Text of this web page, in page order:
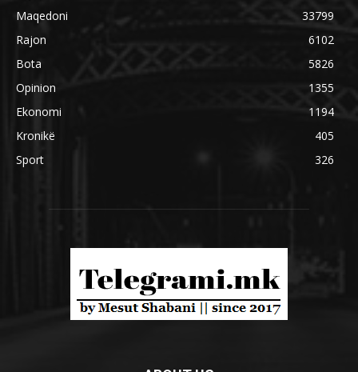
Maqedoni
33799
Rajon
6102
Bota
5826
Opinion
1355
Ekonomi
1194
Kronikë
405
Sport
326